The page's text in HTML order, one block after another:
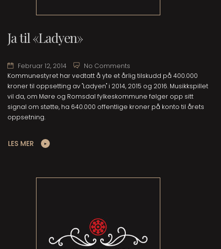
Ja til «Ladyen»
Februar 12, 2014
No Comments
Kommunestyret har vedtatt å yte et årlig tilskudd på 400.000
kroner til oppsetting av "Ladyen" i 2014, 2015 og 2016. Musikkspillet
vil da, om Møre og Romsdal fylkeskommune følger opp sitt
signal om støtte, ha 640.000 offentlige kroner på konto til årets
oppsetning.
LES MER